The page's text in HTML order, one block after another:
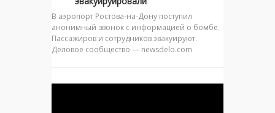
В аэропорт Ростова-на-Дону поступил
анонимный звонок с информацией о бомбе.
Пассажиров и сотрудников эвакуируют.
Деловое сообщество — newsdelo.com